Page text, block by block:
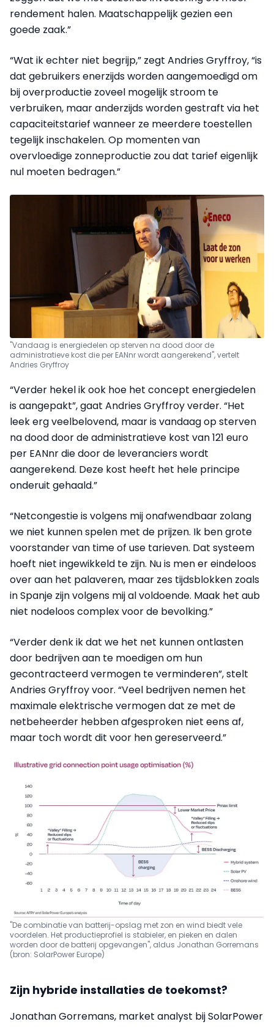
rendement halen. Maatschappelijk gezien een
goede zaak.”
“Wat ik echter niet begrijp,” zegt Andries Gryffroy, “is
dat gebruikers enerzijds worden aangemoedigd om
bij overproductie zoveel mogelijk stroom te
verbruiken, maar anderzijds worden gestraft via het
capaciteitstarief wanneer ze meerdere toestellen
tegelijk inschakelen. Op momenten van
overvloedige zonneproductie zou dat tarief eigenlijk
nul moeten bedragen.”
"Vandaag is energiedelen op sterven na dood door de
administratieve kost die per EANnr wordt aangerekend", vertelt
Andries Gryffroy
“Verder hekel ik ook hoe het concept energiedelen
is aangepakt”, gaat Andries Gryffroy verder. “Het
leek erg veelbelovend, maar is vandaag op sterven
na dood door de administratieve kost van 121 euro
per EANnr die door de leveranciers wordt
aangerekend. Deze kost heeft het hele principe
onderuit gehaald.”
“Netcongestie is volgens mij onafwendbaar zolang
we niet kunnen spelen met de prijzen. Ik ben grote
voorstander van time of use tarieven. Dat systeem
hoeft niet ingewikkeld te zijn. Nu is men er eindeloos
over aan het palaveren, maar zes tijdsblokken zoals
in Spanje zijn volgens mij al voldoende. Maak het aub
niet nodeloos complex voor de bevolking.”
“Verder denk ik dat we het net kunnen ontlasten
door bedrijven aan te moedigen om hun
gecontracteerd vermogen te verminderen”, stelt
Andries Gryffroy voor. “Veel bedrijven nemen het
maximale elektrische vermogen dat ze met de
netbeheerder hebben afgesproken niet eens af,
maar toch wordt dit voor hen gereserveerd.”
"De combinatie van batterij-opslag met zon en wind biedt vele
voordelen. Het productieprofiel is stabieler, en pieken en dalen
worden door de batterij opgevangen", aldus Jonathan Gorremans
(bron: SolarPower Europe)
Zijn hybride installaties de toekomst?
Jonathan Gorremans, market analyst bij SolarPower